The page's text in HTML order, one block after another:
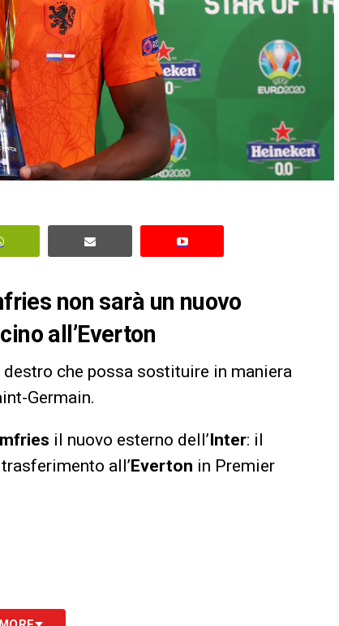
non sarà un nuovo
all’Everton
destro che possa sostituire in maniera
Germain.
il nuovo esterno dell’Inter: il
all’Everton in Premier